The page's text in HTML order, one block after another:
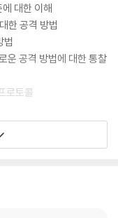
대한 이해
한 공격 방법
법
운 공격 방법에 대한 통찰
로토콜
명한 새로운 알고리듬